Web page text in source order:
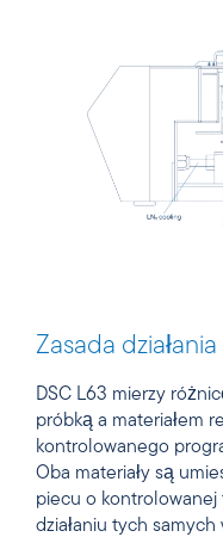
Zasada
DSC L63 mierzy
próbką a materiałem
kontrolowanego
Oba materiały są
piecu o
działaniu tych samych